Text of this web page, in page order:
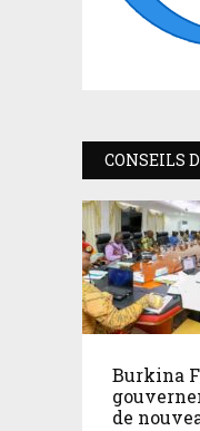
CONSEILS
Burkina
de